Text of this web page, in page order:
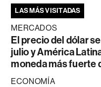
LAS MÁS VISITADAS
MERCADOS
El precio del dólar
julio y América
moneda más fuerte
ECONOMÍA